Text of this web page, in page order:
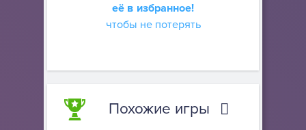
её в избранное!
чтобы не потерять
Похожие игры